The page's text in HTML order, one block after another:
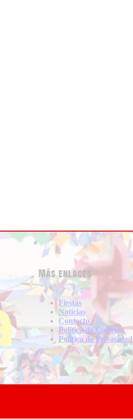
Más enlaces
Fiestas
Noticias
Contacto
Politica de Cookies
Politica de Privacidad